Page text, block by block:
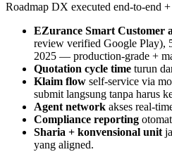
Roadmap DX executed end-to-end
EZurance Smart Customer
review verified Google Play),
2025 — production-grade +
Quotation cycle time turun
Klaim flow self-service via
submit langsung tanpa harus
Agent network akses real-
Compliance reporting
Sharia + konvensional unit
yang aligned.